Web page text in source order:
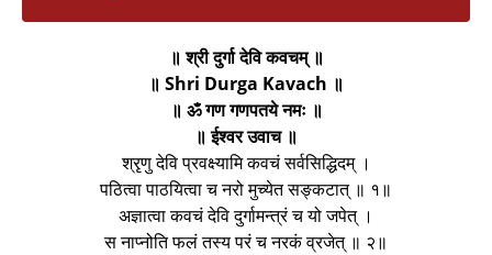
॥ श्री दुर्गा देवि कवचम् ॥
॥ Shri Durga Kavach ॥
॥ ॐ गण गणपतये नमः ॥
॥ ईश्वर उवाच ॥
श्रृणु देवि प्रवक्ष्यामि कवचं सर्वसिद्धिदम् ।
पठित्वा पाठयित्वा च नरो मुच्येत सङ्कटात् ॥ १॥
अज्ञात्वा कवचं देवि दुर्गामन्त्रं च यो जपेत् ।
स नाप्नोति फलं तस्य परं च नरकं व्रजेत् ॥ २॥